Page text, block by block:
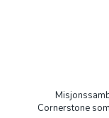
HJELP
Cornerstone